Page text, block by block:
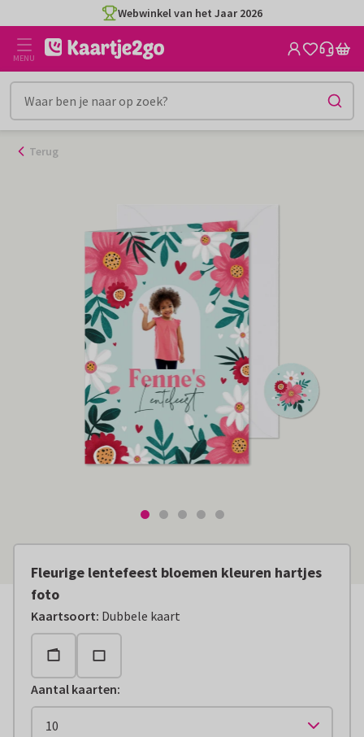
naar
inhoud
Webwinkel van het Jaar 2026
MENU
Terug
Fleurige lentefeest bloemen kleuren hartjes
foto
Kaartsoort: Dubbele kaart
Aantal kaarten: